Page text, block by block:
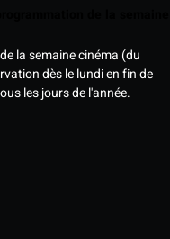
la semaine cinéma (du
dès le lundi en fin de
les jours de l'année.